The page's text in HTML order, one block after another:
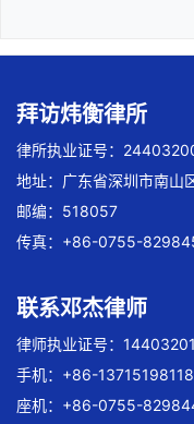
拜访炜衡律所
律所执业证号：
地址：广东省深圳市南山
邮编：518057
传真：+86-0755-
联系邓杰律师
律师执业证号：
手机：+86-13715198118
座机：+86-0755-